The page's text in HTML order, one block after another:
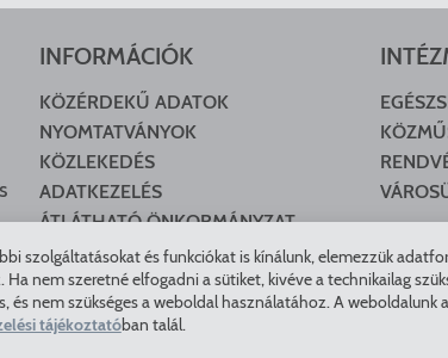
INFORMÁCIÓK
KÖZÉRDEKŰ ADATOK
NYOMTATVÁNYOK
KÖZLEKEDÉS
ADATKEZELÉS
ÁTLÁTHATÓ ÖNKORMÁNYZAT
COOKIE BEÁLLÍTÁSOK
szolgáltatásokat és funkciókat is kínálunk, elemezzük
nem szeretné elfogadni a sütiket, kivéve a technikailag
nem szükséges a weboldal használatához. A
tájékoztatóban talál.